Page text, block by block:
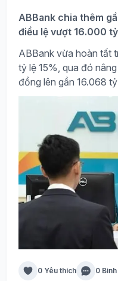
ABBank chia thêm
điều lệ vượt 16.000
ABBank vừa hoàn tất
tỷ lệ 15%, qua đó
đồng lên gần 16.068
0 Yêu thích 0